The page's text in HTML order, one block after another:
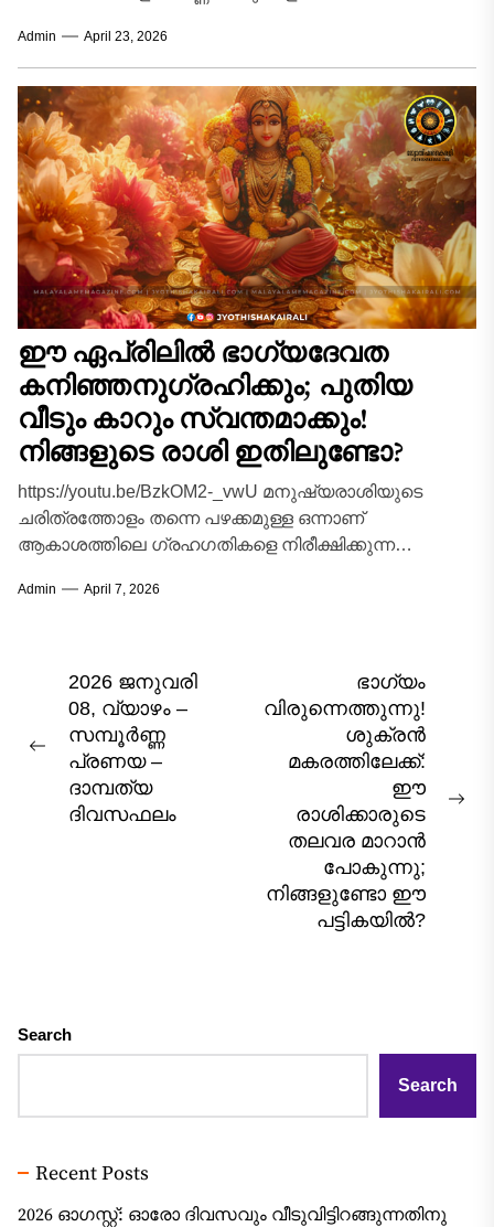
വിശ്വസിക്കുന്നത്. 2026 ഏപ്രിൽ മാസം അത്തരമൊരു
അപൂർവ്വവും ശക്തവുമായ...
Admin April 23, 2026
ഈ ഏപ്രിലിൽ ഭാഗ്യദേവത
കനിഞ്ഞനുഗ്രഹിക്കും; പുതിയ
വീടും കാറും സ്വന്തമാക്കും!
നിങ്ങളുടെ രാശി ഇതിലുണ്ടോ?
https://youtu.be/BzkOM2-_vwU മനുഷ്യരാശിയുടെ
ചരിത്രത്തോളം തന്നെ പഴക്കമുള്ള ഒന്നാണ്
ആകാശത്തിലെ ഗ്രഹഗതികളെ നിരീക്ഷിക്കുന്ന
ചലനവും ഭൂമിയിലെ ജീവജാലങ്ങളെ സ്വാധീനിക്കുന്നു
Admin April 7, 2026
Post
navigation
Previous
post:
2026 ജനുവരി
08, വ്യാഴം –
സമ്പൂർണ്ണ
പ്രണയ –
ദാമ്പത്യ
ദിവസഫലം
ഭാഗ്യം
വിരുന്നെത്തുന്നു!
ശുക്രൻ
മകരത്തിലേക്ക്:
ഈ
രാശിക്കാരുടെ
തലവര മാറാൻ
പോകുന്നു;
നിങ്ങളുണ്ടോ ഈ
പട്ടികയിൽ?
Search
Search
Recent Posts
2026 ഓഗസ്റ്റ്: ഓരോ ദിവസവും വീടുവിട്ടിറങ്ങുന്നതിനു